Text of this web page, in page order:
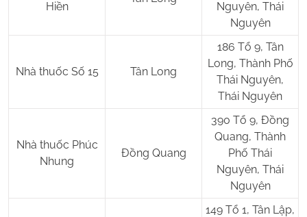
Hiền
Nguyên, Thái
Nguyên
Nhà thuốc Số 15 Tân Long
186 Tổ 9, Tân
Long, Thành Phố
Thái Nguyên,
Thái Nguyên
Nhà thuốc Phúc
Nhung
Đồng Quang
390 Tổ 9, Đồng
Quang, Thành
Phố Thái
Nguyên, Thái
Nguyên
149 Tổ 1, Tân Lập,